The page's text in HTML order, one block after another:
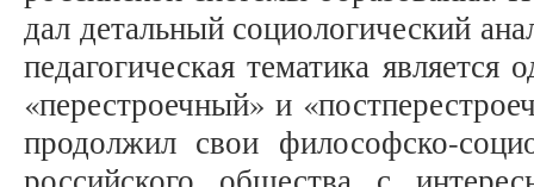
дал детальный социологический
педагогическая тематика
«перестроечный» и
продолжил свои философско-